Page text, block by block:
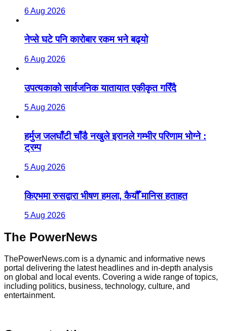
6 Aug 2026
नेप्से घटे पनि कारोबार रकम भने बढ्यो
6 Aug 2026
उपत्यकाको सार्वजनिक यातायात एकीकृत गरिँदै
5 Aug 2026
हर्मुज जलघाँटी चाँडै नखुले इरानले गम्भीर परिणाम भोग्ने :
ट्रम्प
5 Aug 2026
किएभमा रुसद्वारा भीषण हमला, कैयौँ मानिस हताहत
5 Aug 2026
The PowerNews
ThePowerNews.com is a dynamic and informative news
portal delivering the latest headlines and in-depth analysis
on global and local events. Covering a wide range of topics,
including politics, business, technology, culture, and
entertainment.